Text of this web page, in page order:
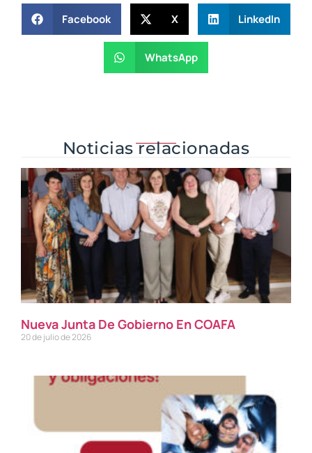
Facebook X LinkedIn
WhatsApp
Noticias relacionadas
Nueva Junta De Gobierno En COAFA
20 de julio de 2026